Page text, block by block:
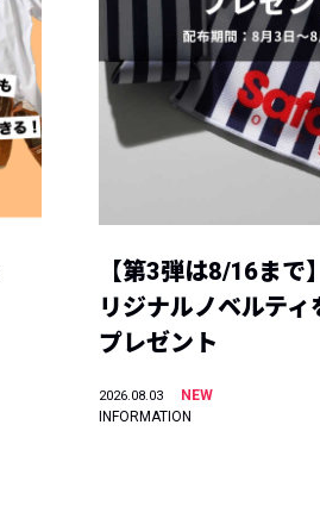
【第3弾は8/16まで
リジナルノベルティ
プレゼント
2026.08.03
NEW
INFORMATION